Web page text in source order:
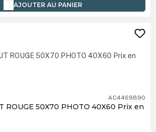
AJOUTER AU PANIER
AC4469890
ROUGE 50X70 PHOTO 40X60 Prix en